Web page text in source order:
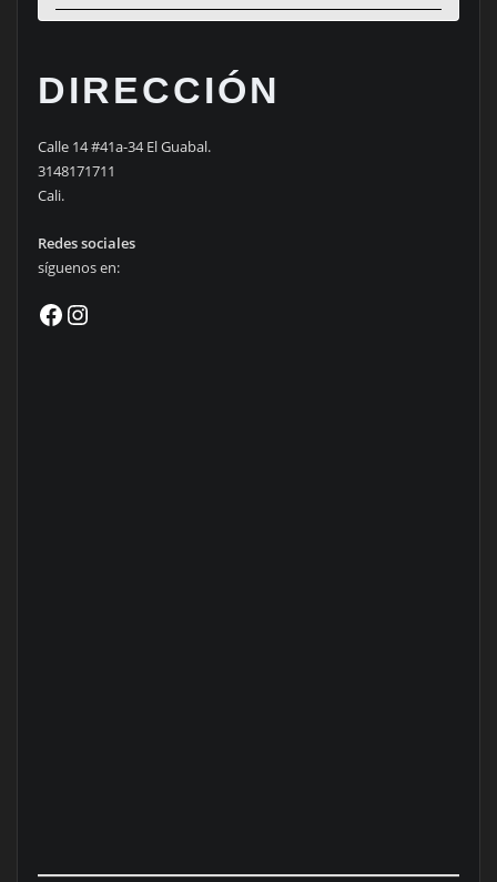
DIRECCIÓN
Calle 14 #41a-34 El Guabal.
3148171711
Cali.
Redes sociales
síguenos en:
Facebook
Instagram